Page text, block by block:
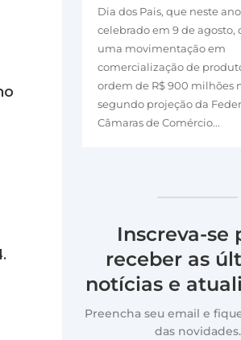
Dia dos Pais, que neste
celebrado em 9 de agosto,
uma movimentação em
comercialização de
ordem de R$ 900 milhões
segundo projeção da
Câmaras de Comércio...
Inscreva-se
receber as
notícias e
Preencha seu email e
das novidades.